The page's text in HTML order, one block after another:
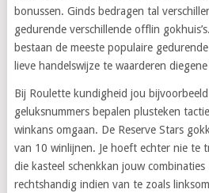
bonussen. Ginds bedragen tal
gedurende verschillende offlin
bestaan de meeste populaire
lieve handelswijze te waarderen
Bij Roulette kundigheid jou
geluksnummers bepalen plusteken
winkans omgaan. De Reserve Stars
van 10 winlijnen. Je hoeft echter nie te
die kasteel schenkkan jouw
rechtshandig indien van te zoals